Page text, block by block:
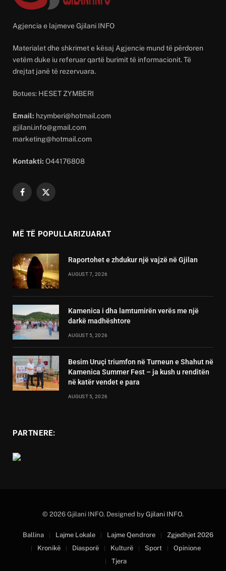
Agjencia e lajmeve Gjilani INFO
Materialet dhe shkrimet e kësaj Agjencie mund të përdoren
vetëm duke iu referuar qartë burimit të informacionit. Të
drejtat janë të rezervuara.
Botues: HESET ZYMBERI
Email: hzymberi@hotmail.com
gjilani.info@gmail.com
marketing@hotmail.com
Kontakti: O44176808
Facebook
X
MË TË POPULLARIZUARAT
Raportohet e zhdukur një vajzë në Gjilan
AUGUST 7, 2026
Kamenica i dha lamtumirën verës me një
darkë madhështore
AUGUST 5, 2026
Besim Uruçi triumfon në Turneun e Shahut në
Kamenica Summer Fest – ja kush u renditën
në katër vendet e para
AUGUST 5, 2026
PARTNERE:
© 2026 Gjilani INFO. Designed by Gjilani INFO.
Ballina Lajme Lokale Lajme Qendrore
Zgjedhjet 2026
Kronikë
Diasporë Kulturë Sport
Opinione
Tjera